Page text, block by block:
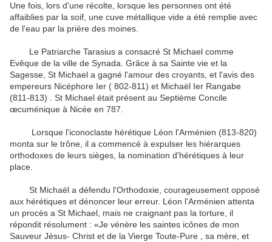
Une fois, lors d'une récolte, lorsque les personnes ont été
affaiblies par la soif, une cuve métallique vide a été remplie avec
de l'eau par la prière des moines.
Le Patriarche Tarasius a consacré St Michael comme
Evêque de la ville de Synada. Grâce à sa Sainte vie et la
Sagesse, St Michael a gagné l'amour des croyants, et l'avis des
empereurs Nicéphore Ier ( 802-811) et Michaël Ier Rangabe
(811-813) .
St Michael était présent au Septième Concile
œcuménique à Nicée en 787.
Lorsque l'iconoclaste hérétique Léon l'Arménien (813-820)
monta sur le trône, il a commencé à expulser les hiérarques
orthodoxes de leurs sièges, la nomination d'hérétiques à leur
place.
St Michaël a défendu l'Orthodoxie, courageusement opposé
aux hérétiques et dénoncer leur erreur. Léon l'Arménien attenta
un procès a St Michael, mais ne craignant pas la torture, il
répondit résolument : «Je vénère les saintes icônes de mon
Sauveur Jésus- Christ et de la Vierge Toute-Pure , sa mère, et